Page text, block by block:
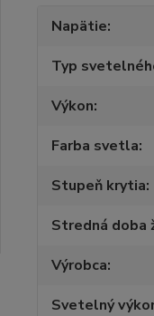
Napätie
Typ
Výkon
Farba svetla
Stupeň krytia
Stredná doba
Výrobca
Svetelný